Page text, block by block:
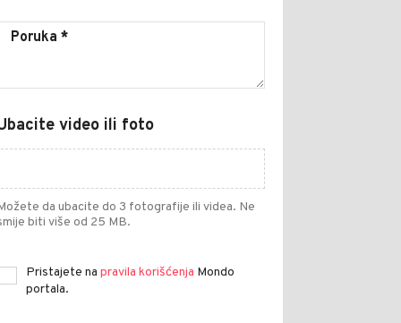
video ili foto
da ubacite do 3 fotografije ili videa. Ne
biti više od 25 MB.
Pristajete na pravila korišćenja Mondo
portala.